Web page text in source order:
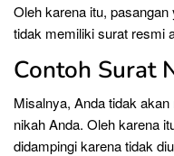
Oleh karena itu,
tidak memiliki surat resmi
Contoh Surat
Misalnya, Anda tidak
nikah Anda. Oleh karena
didampingi karena tidak